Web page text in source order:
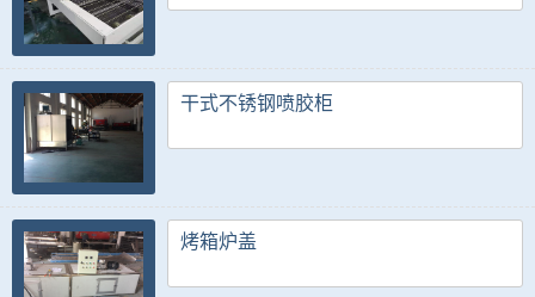
干式不锈钢喷胶柜
烤箱炉盖